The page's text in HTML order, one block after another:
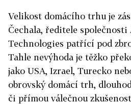
Velikost domácího trhu je
Čechala, ředitele společnosti
Technologies patřící pod
Tahle nevýhoda je těžko
jako USA, Izrael, Turecko
obrovský domácí trh,
či přímou válečnou